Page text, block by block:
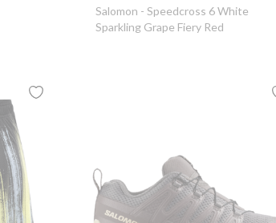
Salomon - Speedcross 6 White
Sparkling Grape Fiery Red